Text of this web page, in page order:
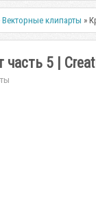
Векторные клипарты »
5 |